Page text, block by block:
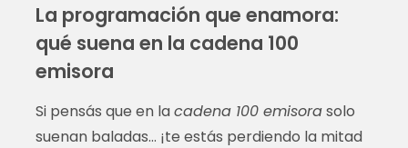
La programación que enamora:
qué suena en la cadena 100
emisora
Si pensás que en lacadena 100 emisorasolo
suenan baladas… ¡te estás perdiendo la mitad